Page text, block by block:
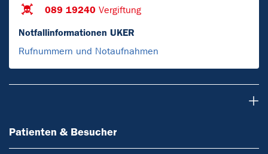
089 19240 Vergiftung
Notfallinformationen UKER
Rufnummern und Notaufnahmen
Patienten & Besucher